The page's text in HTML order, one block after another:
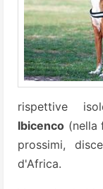
rispettive
Ibicenco (nella
prossimi,
d'Africa.